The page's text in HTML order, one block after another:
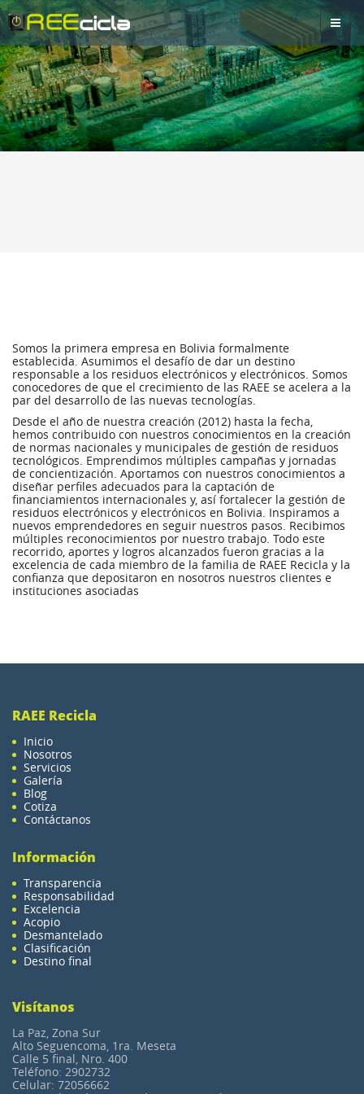
Toggle
Somos la primera empresa en Bolivia formalmente
establecida. Asumimos el desafío de dar un destino
responsable a los residuos electrónicos y electrónicos. Somos
conocedores de que el crecimiento de las RAEE se acelera a la
par del desarrollo de las nuevas tecnologías.
Desde el año de nuestra creación (2012) hasta la fecha,
hemos contribuido con nuestros conocimientos en la creación
de normas nacionales y municipales de gestión de residuos
tecnológicos. Emprendimos múltiples campañas y jornadas
de concientización. Aportamos con nuestros conocimientos a
diseñar perfiles adecuados para la captación de
financiamientos internacionales y, así fortalecer la gestión de
residuos electrónicos y electrónicos en Bolivia. Inspiramos a
nuevos emprendedores en seguir nuestros pasos. Recibimos
múltiples reconocimientos por nuestro trabajo. Todo este
recorrido, aportes y logros alcanzados fueron gracias a la
excelencia de cada miembro de la familia de RAEE Recicla y la
confianza que depositaron en nosotros nuestros clientes e
instituciones asociadas
RAEE Recicla
Inicio
Nosotros
Servicios
Galería
Blog
Cotiza
Contáctanos
Información
Transparencia
Responsabilidad
Excelencia
Acopio
Desmantelado
Clasificación
Destino final
Visítanos
La Paz, Zona Sur
Alto Seguencoma, 1ra. Meseta
Calle 5 final, Nro. 400
Teléfono: 2902732
Celular: 72056662